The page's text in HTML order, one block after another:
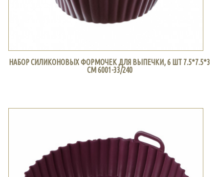
НАБОР СИЛИКОНОВЫХ ФОРМОЧЕК ДЛЯ ВЫПЕЧКИ, 6 ШТ 7.5*7.5*3
СМ 6001-33/240